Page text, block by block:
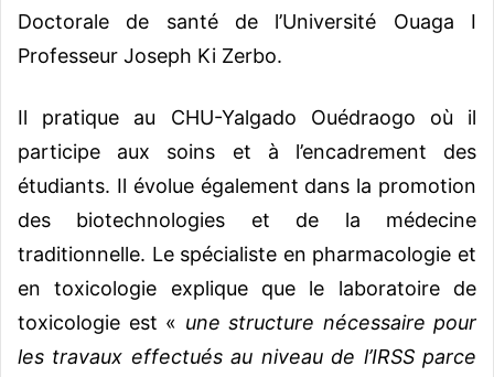
Doctorale de santé de l’Université Ouaga I
Professeur Joseph Ki Zerbo.
Il pratique au CHU-Yalgado Ouédraogo où il
participe aux soins et à l’encadrement des
étudiants. Il évolue également dans la promotion
des biotechnologies et de la médecine
traditionnelle. Le spécialiste en pharmacologie et
en toxicologie explique que le laboratoire de
toxicologie est « une structure nécessaire pour
les travaux effectués au niveau de l’IRSS parce